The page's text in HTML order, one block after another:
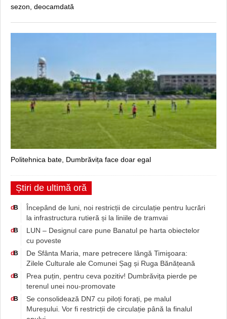
sezon, deocamdată
Politehnica bate, Dumbrăvița face doar egal
Știri de ultimă oră
d B
Începând de luni, noi restricții de circulație pentru lucrări
la infrastructura rutieră și la liniile de tramvai
d B
LUN – Designul care pune Banatul pe harta obiectelor
cu poveste
d B
De Sfânta Maria, mare petrecere lângă Timişoara:
Zilele Culturale ale Comunei Șag și Ruga Bănățeană
d B
Prea puțin, pentru ceva pozitiv! Dumbrăvița pierde pe
terenul unei nou-promovate
d B
Se consolidează DN7 cu piloți forați, pe malul
Mureșului. Vor fi restricții de circulație până la finalul